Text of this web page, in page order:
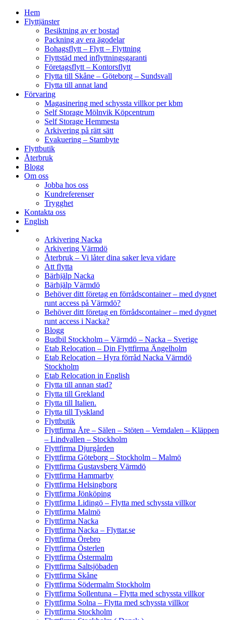
Hem
Flyttjänster
Besiktning av er bostad
Packning av era ägodelar
Bohagsflytt – Flytt – Flyttning
Flyttstäd med inflyttningsgaranti
Företagsflytt – Kontorsflytt
Flytta till Skåne – Göteborg – Sundsvall
Flytta till annat land
Förvaring
Magasinering med schyssta villkor per kbm
Self Storage Mölnvik Köpcentrum
Self Storage Hemmesta
Arkivering på rätt sätt
Evakuering – Stambyte
Flyttbutik
Återbruk
Blogg
Om oss
Jobba hos oss
Kundreferenser
Trygghet
Kontakta oss
English
Arkivering Nacka
Arkivering Värmdö
Återbruk – Vi låter dina saker leva vidare
Att flytta
Bärhjälp Nacka
Bärhjälp Värmdö
Behöver ditt företag en förrådscontainer – med dygnet
runt access på Värmdö?
Behöver ditt företag en förrådscontainer – med dygnet
runt access i Nacka?
Blogg
Budbil Stockholm – Värmdö – Nacka – Sverige
Etab Relocation – Din Flyttfirma Ängelholm
Etab Relocation – Hyra förråd Nacka Värmdö
Stockholm
Etab Relocation in English
Flytta till annan stad?
Flytta till Grekland
Flytta till Italien.
Flytta till Tyskland
Flyttbutik
Flyttfirma Åre – Sälen – Stöten – Vemdalen – Kläppen
– Lindvallen – Stockholm
Flyttfirma Djurgården
Flyttfirma Göteborg – Stockholm – Malmö
Flyttfirma Gustavsberg Värmdö
Flyttfirma Hammarby
Flyttfirma Helsingborg
Flyttfirma Jönköping
Flyttfirma Lidingö – Flytta med schyssta villkor
Flyttfirma Malmö
Flyttfirma Nacka
Flyttfirma Nacka – Flyttar.se
Flyttfirma Örebro
Flyttfirma Österlen
Flyttfirma Östermalm
Flyttfirma Saltsjöbaden
Flyttfirma Skåne
Flyttfirma Södermalm Stockholm
Flyttfirma Sollentuna – Flytta med schyssta villkor
Flyttfirma Solna – Flytta med schyssta villkor
Flyttfirma Stockholm